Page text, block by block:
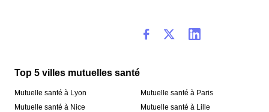
Top 5 villes mutuelles santé
Mutuelle santé à Lyon
Mutuelle santé à Nice
Mutuelle santé à Paris
Mutuelle santé à Lille